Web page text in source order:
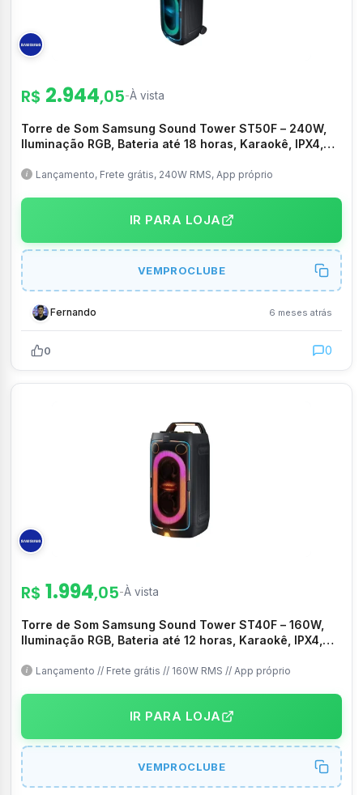
R$ 2.944,05-À vista
Torre de Som Samsung Sound Tower ST50F – 240W,
Iluminação RGB, Bateria até 18 horas, Karaokê, IPX4,
Lançamento, Frete grátis, 240W RMS, App próprio
IR PARA LOJA
VEMPROCLUBE
Fernando 6 meses atrás
0 0
R$ 1.994,05-À vista
Torre de Som Samsung Sound Tower ST40F – 160W,
Iluminação RGB, Bateria até 12 horas, Karaokê, IPX4,
Lançamento // Frete grátis // 160W RMS // App próprio
IR PARA LOJA
VEMPROCLUBE